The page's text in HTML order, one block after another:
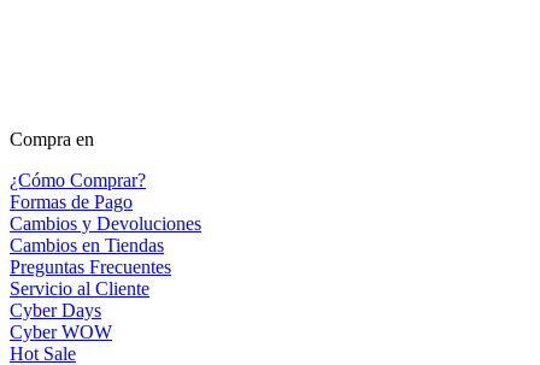
Compra en
¿Cómo Comprar?
Formas de Pago
Cambios y Devoluciones
Cambios en Tiendas
Preguntas Frecuentes
Servicio al Cliente
Cyber Days
Cyber WOW
Hot Sale